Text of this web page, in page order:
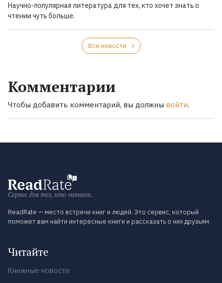
Научно-популярная литература для тех, кто хочет знать о
чтении чуть больше.
Все новости
Комментарии
Чтобы добавить комментарий, вы должны войти.
Сервис для тех, кто читает.
ReadRate — место встречи книг и людей. Это сервис, который
поможет вам найти интересные книги и рассказать о них друзьям.
Читайте
Книжные новости